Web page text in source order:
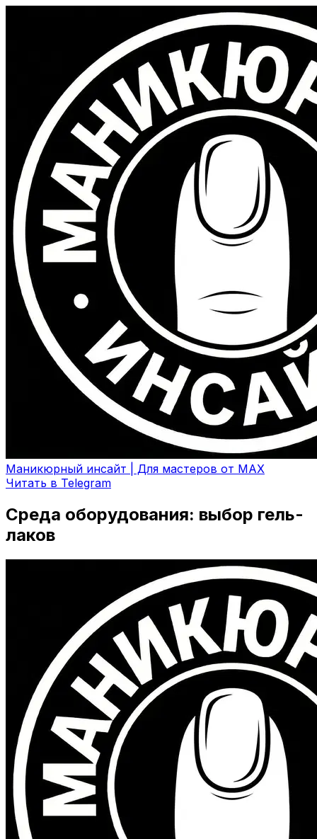
Маникюрный инсайт | Для мастеров от MAX
Читать в Telegram
Среда оборудования: выбор гель-
лаков